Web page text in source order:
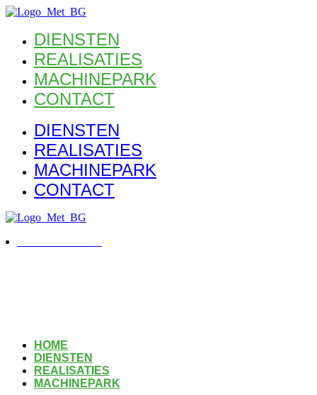
DIENSTEN
REALISATIES
MACHINEPARK
CONTACT
DIENSTEN
REALISATIES
MACHINEPARK
CONTACT
HOME
DIENSTEN
REALISATIES
MACHINEPARK